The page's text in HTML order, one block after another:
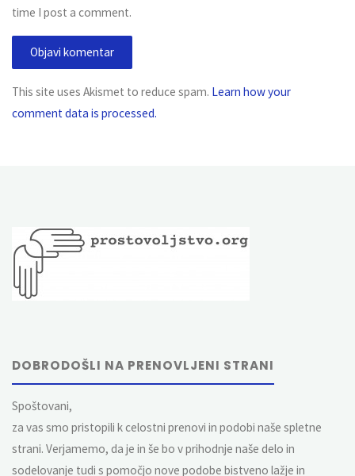
time I post a comment.
This site uses Akismet to reduce spam. Learn how your
comment data is processed.
DOBRODOŠLI NA PRENOVLJENI STRANI
Spoštovani,
za vas smo pristopili k celostni prenovi in podobi naše spletne
strani. Verjamemo, da je in še bo v prihodnje naše delo in
sodelovanje tudi s pomočjo nove podobe bistveno lažje in